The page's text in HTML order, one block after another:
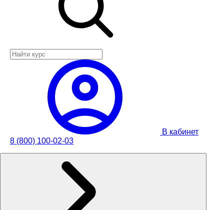
В кабинет
8 (800) 100-02-03